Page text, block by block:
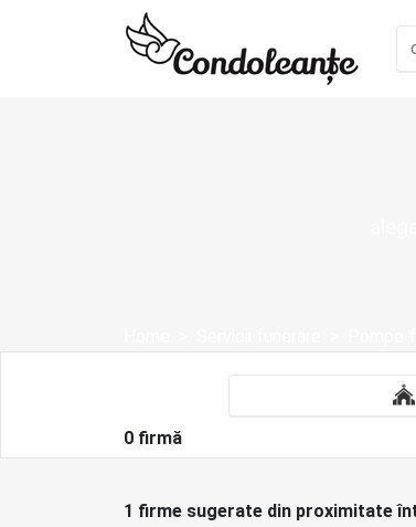
0 firmă
1 firme sugerate din proximitate